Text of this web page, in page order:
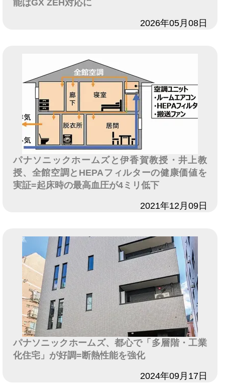
能はGX ZEH対応に
2026年05月08日
パナソニックホームズと伊香賀教授・井上教
授、全館空調とHEPAフィルターの健康価値を
実証=起床時の最高血圧が4ミリ低下
2021年12月09日
パナソニックホームズ、都心で「多層階・工業
化住宅」が好調=断熱性能を強化
2024年09月17日